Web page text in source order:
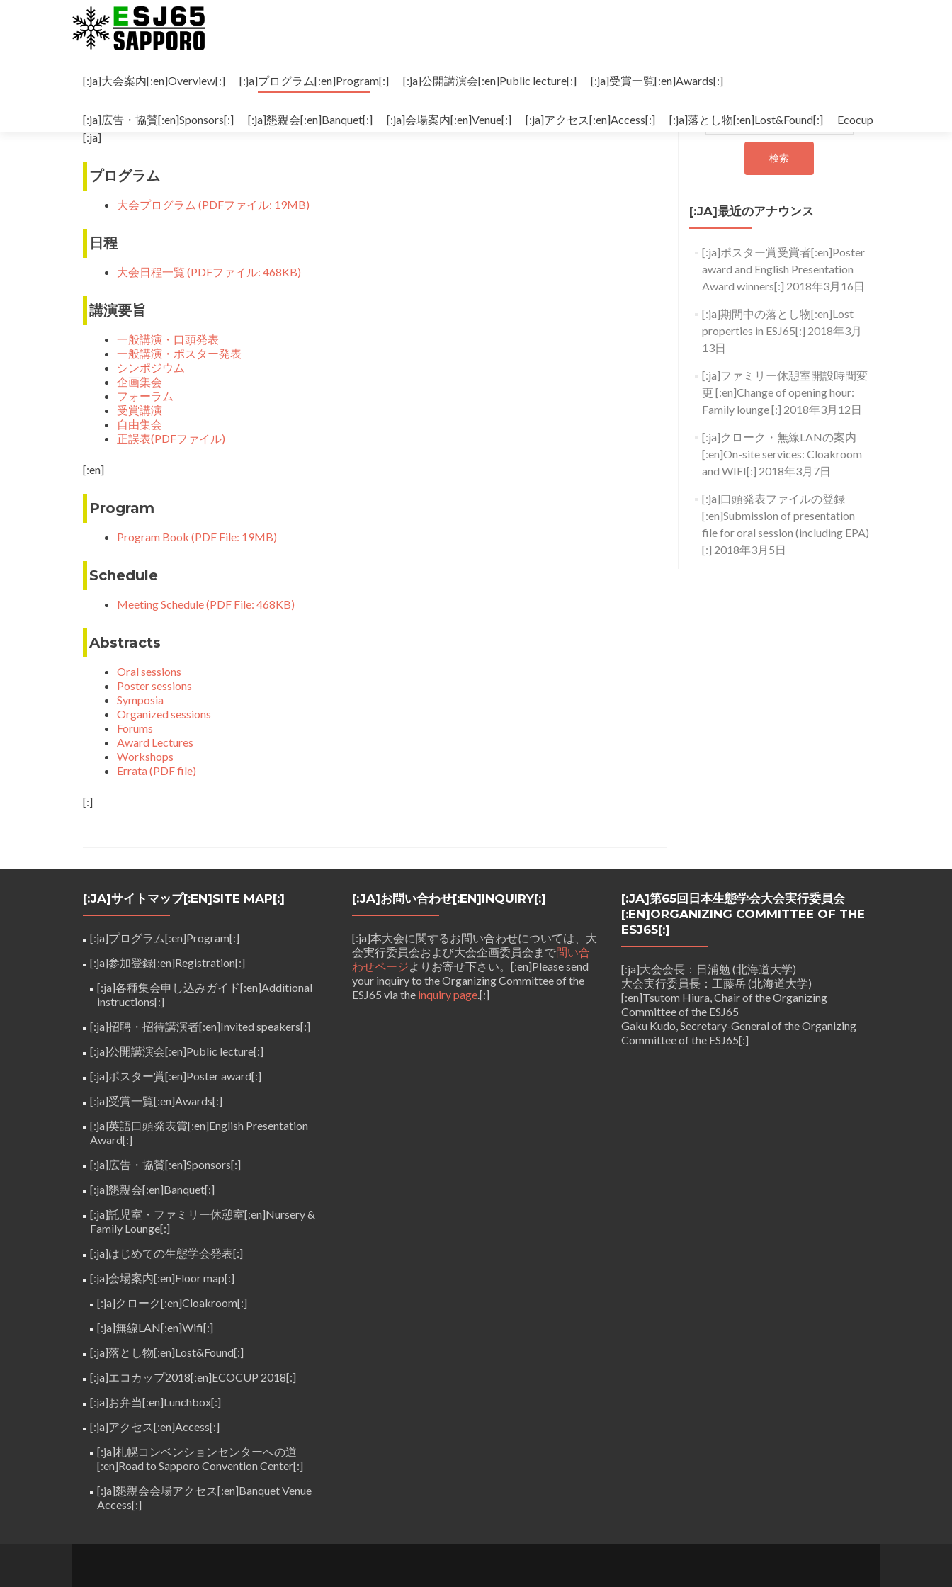
[:ja]大会案内[:en]Overview[:]
[:ja]プログラム[:en]Program[:] [:ja]公開講演会[:en]Public lecture[:] [:ja]受賞一覧[:en]Awards[:]
[:ja]広告・協賛[:en]Sponsors[:] [:ja]懇親会[:en]Banquet[:] [:ja]会場案内[:en]Venue[:] [:ja]アクセス[:en]Access[:] [:ja]落とし物[:en]Lost&Found[:] Ecocup
[:ja]
プログラム
大会プログラム (PDFファイル: 19MB)
日程
大会日程一覧 (PDFファイル: 468KB)
講演要旨
一般講演・口頭発表
一般講演・ポスター発表
シンポジウム
企画集会
フォーラム
受賞講演
自由集会
正誤表(PDFファイル)
[:en]
Program
Program Book (PDF File: 19MB)
Schedule
Meeting Schedule (PDF File: 468KB)
Abstracts
Oral sessions
Poster sessions
Symposia
Organized sessions
Forums
Award Lectures
Workshops
Errata (PDF file)
[:]
検索:
[:JA]最近のアナウンス
[:ja]ポスター賞受賞者[:en]Poster
award and English Presentation
Award winners[:] 2018年3月16日
[:ja]期間中の落とし物[:en]Lost
properties in ESJ65[:] 2018年3月
13日
[:ja]ファミリー休憩室開設時間変
更 [:en]Change of opening hour:
Family lounge [:] 2018年3月12日
[:ja]クローク・無線LANの案内
[:en]On-site services: Cloakroom
and WIFI[:] 2018年3月7日
[:ja]口頭発表ファイルの登録
[:en]Submission of presentation
file for oral session (including EPA)
[:] 2018年3月5日
[:JA]サイトマップ[:EN]SITE MAP[:]
[:ja]プログラム[:en]Program[:]
[:ja]参加登録[:en]Registration[:]
[:ja]各種集会申し込みガイド[:en]Additional
instructions[:]
[:ja]招聘・招待講演者[:en]Invited speakers[:]
[:ja]公開講演会[:en]Public lecture[:]
[:ja]ポスター賞[:en]Poster award[:]
[:ja]受賞一覧[:en]Awards[:]
[:ja]英語口頭発表賞[:en]English Presentation
Award[:]
[:ja]広告・協賛[:en]Sponsors[:]
[:ja]懇親会[:en]Banquet[:]
[:ja]託児室・ファミリー休憩室[:en]Nursery &
Family Lounge[:]
[:ja]はじめての生態学会発表[:]
[:ja]会場案内[:en]Floor map[:]
[:ja]クローク[:en]Cloakroom[:]
[:ja]無線LAN[:en]Wifi[:]
[:ja]落とし物[:en]Lost&Found[:]
[:ja]エコカップ2018[:en]ECOCUP 2018[:]
[:ja]お弁当[:en]Lunchbox[:]
[:ja]アクセス[:en]Access[:]
[:ja]札幌コンベンションセンターへの道
[:en]Road to Sapporo Convention Center[:]
[:ja]懇親会会場アクセス[:en]Banquet Venue
Access[:]
[:JA]お問い合わせ[:EN]INQUIRY[:]
[:ja]本大会に関するお問い合わせについては、大
会実行委員会および大会企画委員会まで問い合
わせページよりお寄せ下さい。[:en]Please send
your inquiry to the Organizing Committee of the
ESJ65 via the inquiry page.[:]
[:JA]第65回日本生態学会大会実行委員会
[:EN]ORGANIZING COMMITTEE OF THE
ESJ65[:]
[:ja]大会会長：日浦勉 (北海道大学)
大会実行委員長：工藤岳 (北海道大学)
[:en]Tsutom Hiura, Chair of the Organizing
Committee of the ESJ65
Gaku Kudo, Secretary-General of the Organizing
Committee of the ESJ65[:]